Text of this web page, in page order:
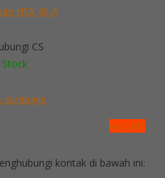
HSX 40 A
CS
Stock
via SMS
kontak di bawah ini: